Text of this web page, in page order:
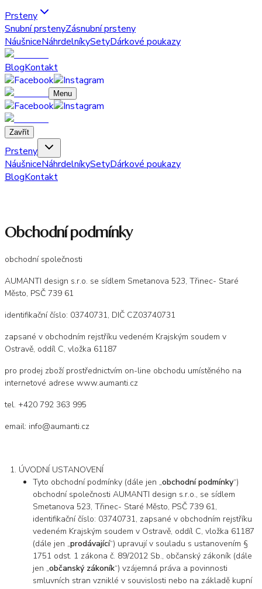
Prsteny
Snubní prstenyZásnubní prsteny
NáušniceNáhrdelníkySetyDárkové poukazy
BlogKontakt
Menu
Zavřít
Prsteny
NáušniceNáhrdelníkySetyDárkové poukazy
BlogKontakt
Obchodní podmínky
obchodní společnosti
AUMANTI design s.r.o. se sídlem Smetanova 523, Třinec- Staré
Město, PSČ 739 61
identifikační číslo: 03740731, DIČ CZ03740731
zapsané v obchodním rejstříku vedeném Krajským soudem v
Ostravě, oddíl C, vložka 61187
pro prodej zboží prostřednictvím on-line obchodu umístěného na
internetové adrese www.aumanti.cz
tel. +420 792 363 995
email: info@aumanti.cz
ÚVODNÍ USTANOVENÍ
Tyto obchodní podmínky (dále jen „obchodní podmínky“)
obchodní společnosti AUMANTI design s.r.o., se sídlem
Smetanova 523, Třinec- Staré Město, PSČ 739 61,
identifikační číslo: 03740731, zapsané v obchodním rejstříku
vedeném Krajským soudem v Ostravě, oddíl C, vložka 61187
(dále jen „prodávající“) upravují v souladu s ustanovením §
1751 odst. 1 zákona č. 89/2012 Sb., občanský zákoník (dále
jen „občanský zákoník“) vzájemná práva a povinnosti
smluvních stran vzniklé v souvislosti nebo na základě kupní